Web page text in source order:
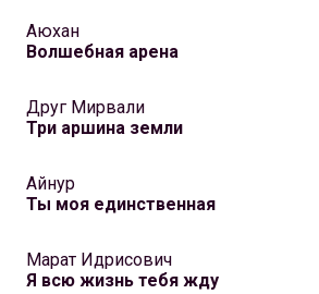
Аюхан
Волшебная арена
Друг Мирвали
Три аршина земли
Айнур
Ты моя единственная
Марат Идрисович
Я всю жизнь тебя жду